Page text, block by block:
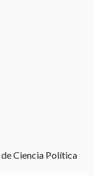
Ciencia Política